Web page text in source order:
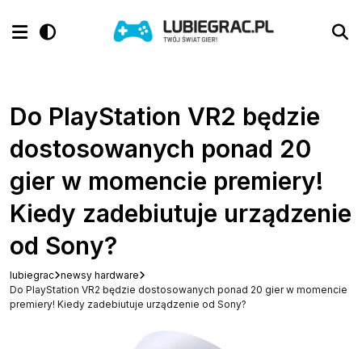
Do PlayStation VR2 będzie
dostosowanych ponad 20
gier w momencie premiery!
Kiedy zadebiutuje urządzenie
od Sony?
lubiegrac newsy hardware
Do PlayStation VR2 będzie dostosowanych ponad 20 gier w momencie
premiery! Kiedy zadebiutuje urządzenie od Sony?